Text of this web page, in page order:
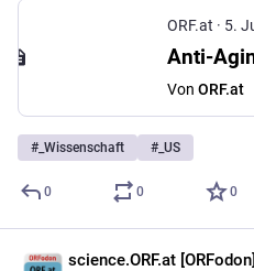
ORF.at · 5.
Von ORF.at
# _Wissenschaft # _US
0 0 0
science.ORF.at [ORFodon]